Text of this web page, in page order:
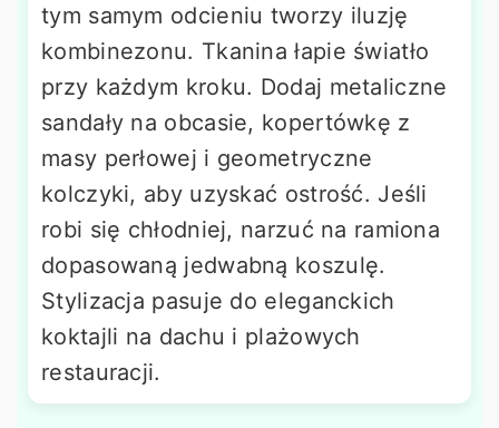
tym samym odcieniu tworzy iluzję
kombinezonu. Tkanina łapie światło
przy każdym kroku. Dodaj metaliczne
sandały na obcasie, kopertówkę z
masy perłowej i geometryczne
kolczyki, aby uzyskać ostrość. Jeśli
robi się chłodniej, narzuć na ramiona
dopasowaną jedwabną koszulę.
Stylizacja pasuje do eleganckich
koktajli na dachu i plażowych
restauracji.